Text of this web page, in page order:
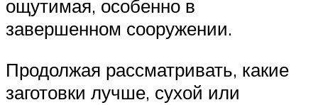
ощутимая, особенно в
завершенном сооружении.
Продолжая рассматривать, какие
заготовки лучше, сухой или